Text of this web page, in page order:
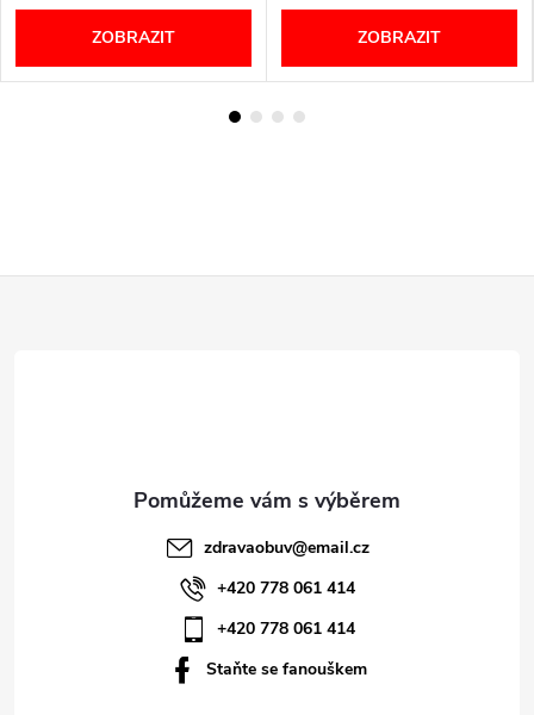
ZOBRAZIT ZOBRAZIT
zdravaobuv@email.cz
+420 778 061 414
+420 778 061 414
Staňte se fanouškem